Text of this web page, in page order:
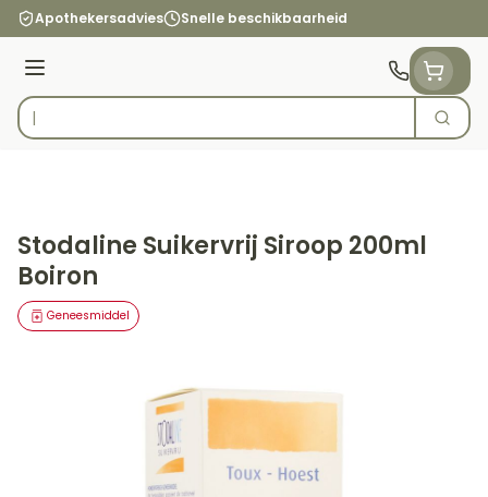
Ga naar de inhoud
Apothekersadvies Snelle beschikbaarheid
Menu
Product, merk, categorie...
Zoek
Stodaline Suikervrij Siroop 200ml
Boiron
Geneesmiddel